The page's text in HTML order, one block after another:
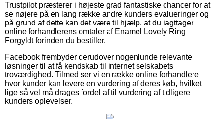
Trustpilot præsterer i højeste grad fantastiske chancer for at
se nøjere på en lang række andre kunders evalueringer og
på grund af dette kan det være til hjælp, at du iagttager
online forhandlerens omtaler af Enamel Lovely Ring
Forgyldt forinden du bestiller.
Facebook frembyder derudover nogenlunde relevante
løsninger til at få kendskab til internet selskabets
troværdighed. Tilmed ser vi en række online forhandlere
hvor kunder kan levere en vurdering af deres køb, hvilket
lige så vel må drages fordel af til vurdering af tidligere
kunders oplevelser.